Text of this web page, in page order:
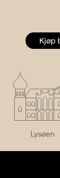
Kjøp
Lysøen